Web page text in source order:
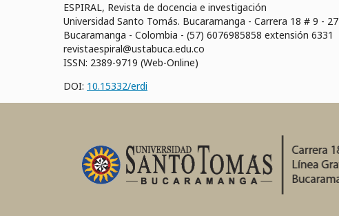
ESPIRAL, Revista de docencia e investigación
Universidad Santo Tomás. Bucaramanga - Carrera 18 # 9 - 27
Bucaramanga - Colombia - (57) 6076985858 extensión 6331
revistaespiral@ustabuca.edu.co
ISSN: 2389-9719 (Web-Online)
DOI: 10.15332/erdi